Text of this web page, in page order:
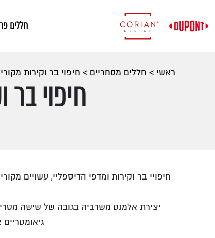
חללים
ראשי > חללים מסחריים > חיפוי בר וקירות
חיפוי בר
חיפויי בר וקירות ומדפי הדיספליי, עשויים
יצירת אלמנט משרביה בגובה של שישה